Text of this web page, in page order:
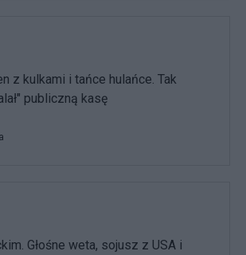
z kulkami i tańce hulańce. Tak
publiczną kasę
Głośne weta, sojusz z USA i